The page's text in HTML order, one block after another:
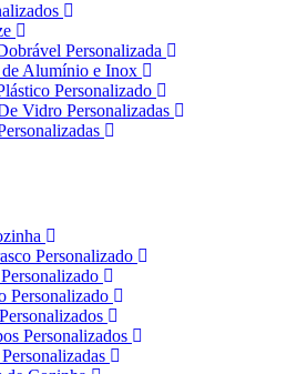
Personalizada
de Alumínio e Inox
Personalizado
Vidro Personalizadas
Personalizado
Personalizado
Personalizados